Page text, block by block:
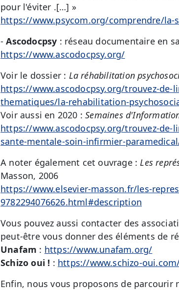
pour l'éviter .[…] »
https://www.psycom.org/comprendre/
-Ascodocpsy : réseau documentaire en
https://www.ascodocpsy.org/
Voir le dossier : La réhabilitation
https://www.ascodocpsy.org/trouvez-
thematiques/la-rehabilitation-
Voir aussi en 2020 :Semaines
https://www.ascodocpsy.org/trouvez-
sante-mentale-soin-infirmier-
A noter également cet ouvrage : Les
Masson, 2006
https://www.elsevier-masson.fr/les-
9782294076626.html#description
Vous pouvez aussi contacter des
peut-être vous donner des éléments de
Unafam : https://www.unafam.org/
Schizo oui ! : https://www.schizo-
Enfin, nous vous proposons de